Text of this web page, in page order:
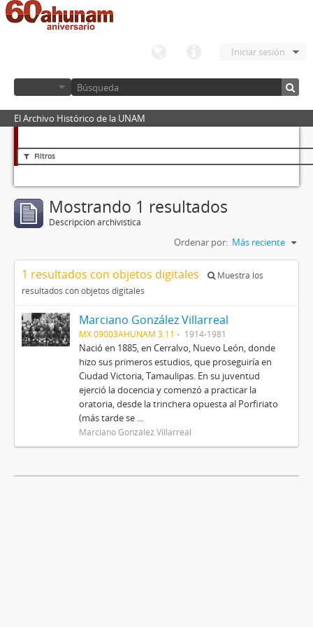
Iniciar sesión
El Archivo Histórico de la UNAM
Filtros
Mostrando 1 resultados
Descripción archivística
Ordenar por: Más reciente
1 resultados con objetos digitales
Muestra los
resultados con objetos digitales
Marciano González Villarreal
MX 09003AHUNAM 3.11 1914-1981
Nació en 1885, en Cerralvo, Nuevo León, donde
hizo sus primeros estudios, que proseguiría en
Ciudad Victoria, Tamaulipas. En su juventud
ejerció la docencia y comenzó a practicar la
oratoria, desde la trinchera opuesta al Porfiriato
(más tarde se ...
Marciano González Villarreal